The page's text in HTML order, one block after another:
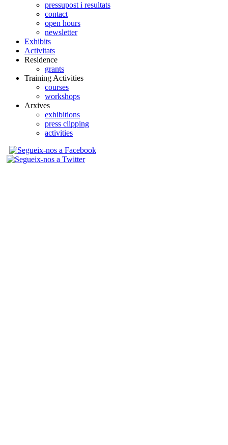
pressupost i resultats
contact
open hours
newsletter
Exhibits
Activitats
Residence
grants
Training Activities
courses
workshops
Arxives
exhibitions
press clipping
activities